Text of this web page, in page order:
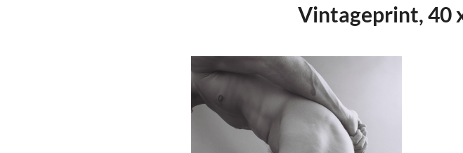
Vintageprint, 40